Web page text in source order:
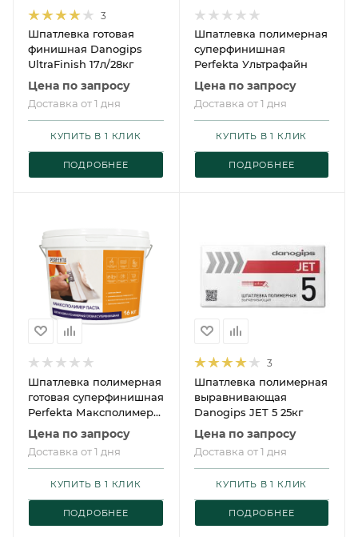
3
Шпатлевка готовая
финишная Danogips
UltraFinish 17л/28кг
Цена по запросу
Доставка от 1 дня
ПОДРОБНЕЕ
КУПИТЬ В 1 КЛИК
Шпатлевка полимерная
суперфинишная
Perfekta Ультрафайн
Цена по запросу
Доставка от 1 дня
ПОДРОБНЕЕ
КУПИТЬ В 1 КЛИК
Шпатлевка полимерная
готовая суперфинишная
Perfekta Максполимер
Паста
Цена по запросу
Доставка от 1 дня
ПОДРОБНЕЕ
КУПИТЬ В 1 КЛИК
3
Шпатлевка полимерная
выравнивающая
Danogips JET 5 25кг
Цена по запросу
Доставка от 1 дня
ПОДРОБНЕЕ
КУПИТЬ В 1 КЛИК